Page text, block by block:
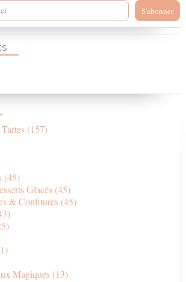
(157)
(45)
Glacés (45)
& Confitures (45)
Magiques (13)